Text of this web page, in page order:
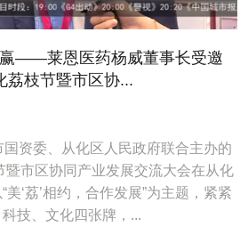
赢——莱恩医药杨威董事长受邀
荔枝节暨市区协...
资委、从化区人民政府联合主办的
暨市区协同产业发展交流大会在从化
美‘荔’相约，合作发展”为主题，紧紧
技、文化四张牌，...